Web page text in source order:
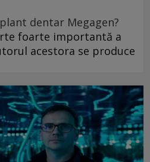
dentar Megagen?
foarte importantă a
acestora se produce